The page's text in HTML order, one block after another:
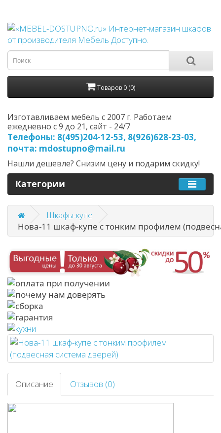
Товаров 0 (0)
Изготавливаем мебель с 2007 г. Работаем
ежедневно с 9 до 21, cайт - 24/7
Телефоны: 8(495)204-12-53, 8(926)628-23-03,
почта: mdostupno@mail.ru
Нашли дешевле? Снизим цену и подарим скидку!
Категории
Шкафы-купе
Нова-11 шкаф-купе с тонким профилем
Описание Отзывов (0)